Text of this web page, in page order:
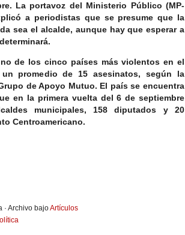
La portavoz del Ministerio Público (MP-
a periodistas que se presume que la
sea el alcalde, aunque hay que esperar a
de los cinco países más violentos en el
promedio de 15 asesinatos, según la
de Apoyo Mutuo. El país se encuentra
en la primera vuelta del 6 de septiembre
municipales, 158 diputados y 20
Centroamericano.
· Archivo bajoArtículos